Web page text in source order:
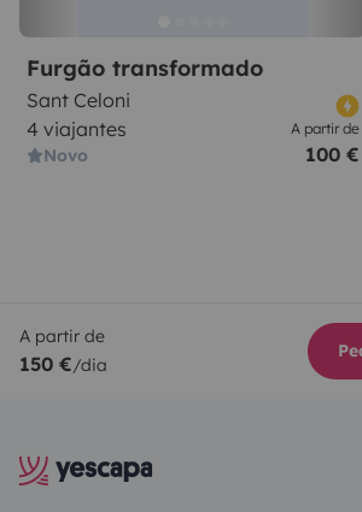
Furgão transformado
Sant Celoni
4 viajantes
Novo
A partir de
100 €
A partir de
150 €/dia